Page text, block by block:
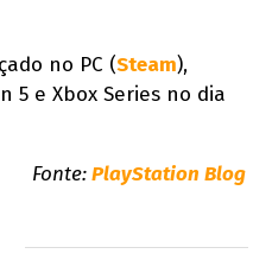
no PC (Steam),
5 e Xbox Series no dia
Fonte:PlayStation Blog